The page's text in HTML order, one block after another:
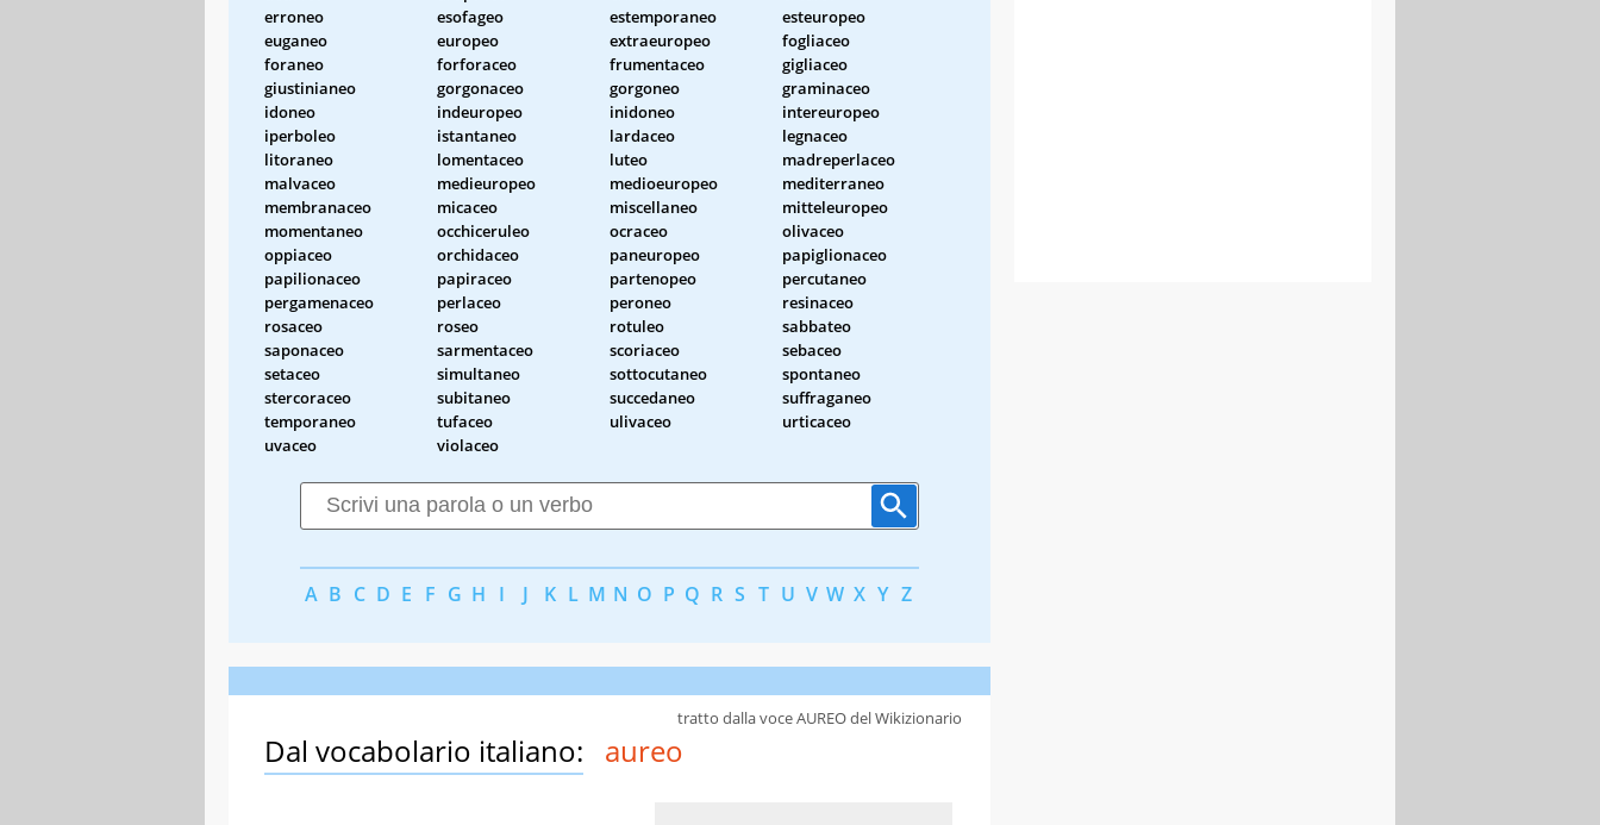
erroneo
esofageo estemporaneo
esteuropeo
euganeo
europeo extraeuropeo
fogliaceo
foraneo
forforaceo frumentaceo
gigliaceo
giustinianeo
gorgonaceo gorgoneo
graminaceo
idoneo
indeuropeo inidoneo
intereuropeo
iperboleo
istantaneo lardaceo
legnaceo
litoraneo
lomentaceo luteo
madreperlaceo
malvaceo
medieuropeo medioeuropeo
mediterraneo
membranaceo
micaceo miscellaneo
mitteleuropeo
momentaneo
occhiceruleo ocraceo
olivaceo
oppiaceo
orchidaceo paneuropeo
papiglionaceo
papilionaceo
papiraceo partenopeo
percutaneo
pergamenaceo
perlaceo peroneo
resinaceo
rosaceo
roseo rotuleo
sabbateo
saponaceo
sarmentaceo scoriaceo
sebaceo
setaceo
simultaneo sottocutaneo
spontaneo
stercoraceo
subitaneo succedaneo
suffraganeo
temporaneo
tufaceo ulivaceo
urticaceo
uvaceo
violaceo
A B C D E F G H I J K L M N O P Q R S T U V W X Y Z
Dal vocabolario italiano: aureo
tratto dalla voce AUREO del Wikizionario